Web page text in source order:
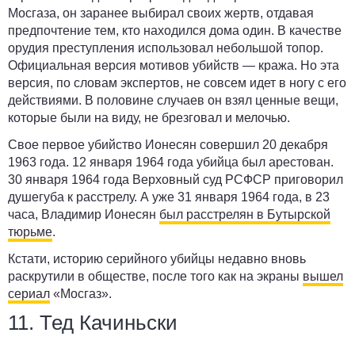
Мосгаза, он заранее выбирал своих жертв, отдавая
предпочтение тем, кто находился дома один. В качестве
орудия преступления использовал небольшой топор.
Официальная версия мотивов убийств — кража. Но эта
версия, по словам экспертов, не совсем идет в ногу с его
действиями. В половине случаев он взял ценные вещи,
которые были на виду, не брезговал и мелочью.
Свое первое убийство Ионесян совершил 20 декабря
1963 года. 12 января 1964 года убийца был арестован.
30 января 1964 года Верховный суд РСФСР приговорил
душегуба к расстрелу. А уже 31 января 1964 года, в 23
часа, Владимир Ионесян был расстрелян в Бутырской
тюрьме.
Кстати, историю серийного убийцы недавно вновь
раскрутили в обществе, после того как на экраны вышел
сериал «Мосгаз».
11. Тед Качиньски